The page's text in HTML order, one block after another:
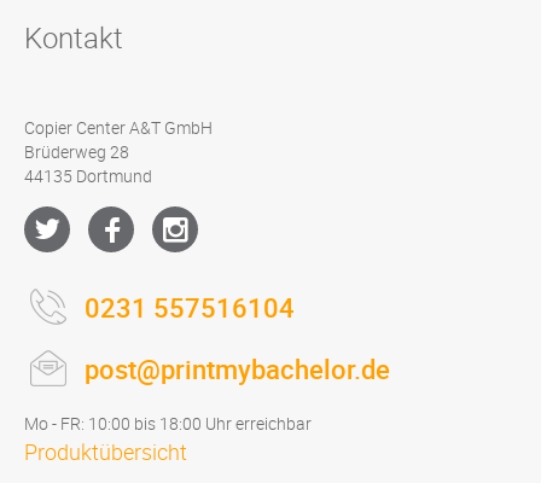
Kontakt
Copier Center A&T GmbH
Brüderweg 28
44135 Dortmund
0231 557516104
post@printmybachelor.de
Mo - FR: 10:00 bis 18:00 Uhr erreichbar
Produktübersicht